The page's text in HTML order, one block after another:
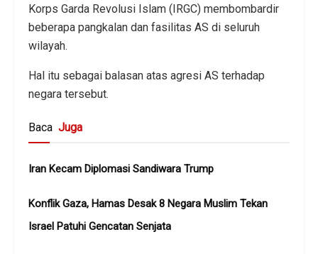
Korps Garda Revolusi Islam (IRGC) membombardir
beberapa pangkalan dan fasilitas AS di seluruh
wilayah.
Hal itu sebagai balasan atas agresi AS terhadap
negara tersebut.
Baca Juga
Iran Kecam Diplomasi Sandiwara Trump
Konflik Gaza, Hamas Desak 8 Negara Muslim Tekan
Israel Patuhi Gencatan Senjata